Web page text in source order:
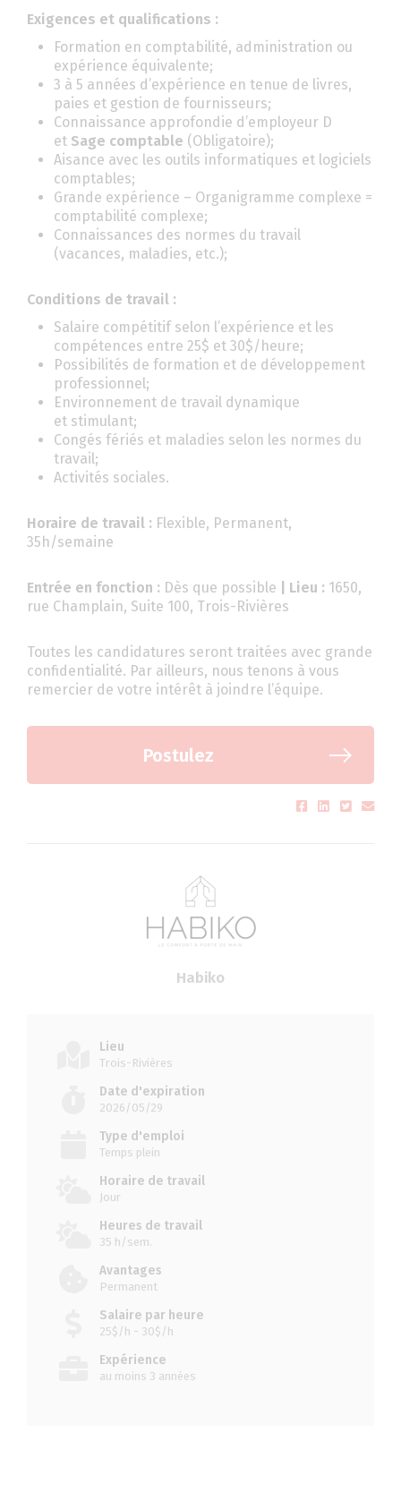
Exigences et qualifications :
Formation en comptabilité, administration ou
expérience équivalente;
3 à 5 années d’expérience en tenue de livres,
paies et gestion de fournisseurs;
Connaissance approfondie d’employeur D
et Sage comptable (Obligatoire);
Aisance avec les outils informatiques et logiciels
comptables;
Grande expérience – Organigramme complexe =
comptabilité complexe;
Connaissances des normes du travail
(vacances, maladies, etc.);
Conditions de travail :
Salaire compétitif selon l’expérience et les
compétences entre 25$ et 30$/heure;
Possibilités de formation et de développement
professionnel;
Environnement de travail dynamique
et stimulant;
Congés fériés et maladies selon les normes du
travail;
Activités sociales.
Horaire de travail : Flexible, Permanent,
35h/semaine
Entrée en fonction : Dès que possible | Lieu : 1650,
rue Champlain, Suite 100, Trois-Rivières
Toutes les candidatures seront traitées avec grande
confidentialité. Par ailleurs, nous tenons à vous
remercier de votre intérêt à joindre l’équipe.
Postulez
Habiko
Lieu
Trois-Rivières
Date d'expiration
2026/05/29
Type d'emploi
Temps plein
Horaire de travail
Jour
Heures de travail
35 h/sem.
Avantages
Permanent
Salaire par heure
25$/h - 30$/h
Expérience
au moins 3 années